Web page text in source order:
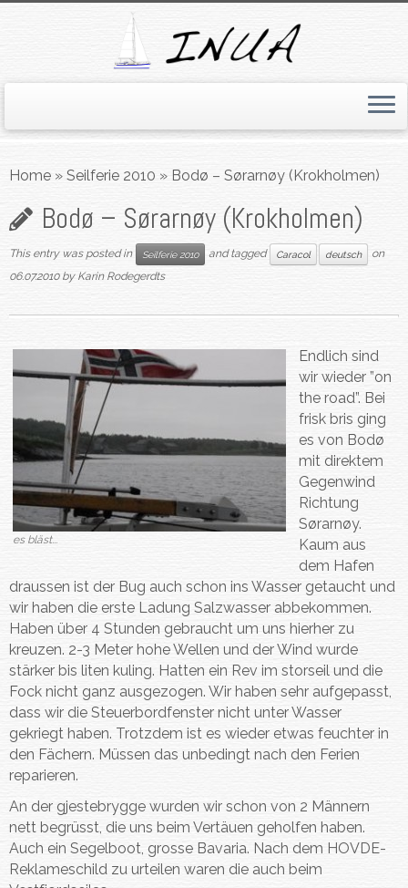
toHome » Seilferie 2010 » Bodø – Sørarnøy (Krokholmen)
Bodø – Sørarnøy (Krokholmen)
This entry was posted in Seilferie 2010 and tagged Caracol deutsch
on
06.07.2010 by Karin Rodegerdts
es bläst...
Endlich sind
wir wieder ”on
the road”. Bei
frisk bris ging
es von Bodø
mit direktem
Gegenwind
Richtung
Sørarnøy.
Kaum aus
dem Hafen
draussen ist der Bug auch schon ins Wasser getaucht und
wir haben die erste Ladung Salzwasser abbekommen.
Haben über 4 Stunden gebraucht um uns hierher zu
kreuzen. 2-3 Meter hohe Wellen und der Wind wurde
stärker bis liten kuling. Hatten ein Rev im storseil und die
Fock nicht ganz ausgezogen. Wir haben sehr aufgepasst,
dass wir die Steuerbordfenster nicht unter Wasser
gekriegt haben. Trotzdem ist es wieder etwas feuchter in
den Fächern. Müssen das unbedingt nach den Ferien
reparieren.
An der gjestebrygge wurden wir schon von 2 Männern
nett begrüsst, die uns beim Vertäuen geholfen haben.
Auch ein Segelboot, grosse Bavaria. Nach dem HOVDE-
Reklameschild zu urteilen waren die auch beim